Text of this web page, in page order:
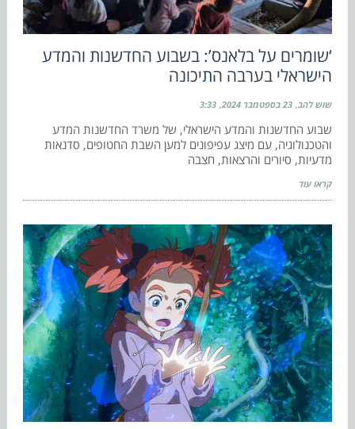
‘שומרים על בלאנס’: בשבוע החדשנות והמדע
הישראלי בערבה התיכונה
שוש להב 23 בספטמבר 2024 3:33
שבוע החדשנות והמדע הישראלי, של משרד החדשנות המדע
והטכנולוגיה, עם מיצג עפיפונים למען השבת החטופים, סדנאות
מדעיות, סיורים והרצאות, חצבה
קראו עוד